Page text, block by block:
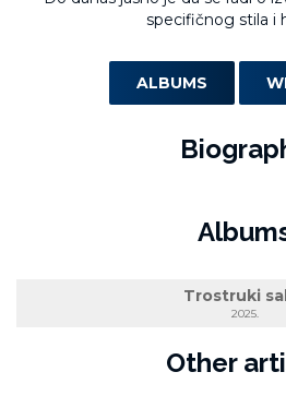
specifičnog stila i
ALBUMS
Trostruki
2025.
Other